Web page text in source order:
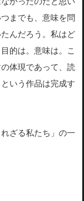
までも、意味を問
んだろう。私はど
的は。意味は。こ
体現であって、読
いう作品は完成す
ざる私たち」の一